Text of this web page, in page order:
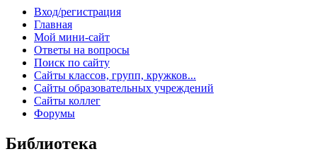
Вход/регистрация
Главная
Мой мини-сайт
Ответы на вопросы
Поиск по сайту
Сайты классов, групп, кружков...
Сайты образовательных учреждений
Сайты коллег
Форумы
Библиотека